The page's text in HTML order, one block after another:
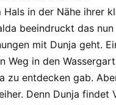
in der Nähe ihrer
beeindruckt das nun
mit Dunja geht.
Weg in den
zu entdecken gab.
Denn Dunja findet